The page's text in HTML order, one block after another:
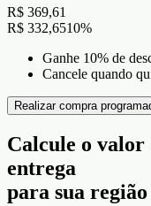
R$ 369,61
R$ 332,6510%
Ganhe 10% de
Cancele quando
Realizar compra
Calcule o valor
entrega
para sua região